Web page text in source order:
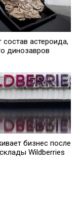
состав астероида,
динозавров
бизнес после
Wildberries